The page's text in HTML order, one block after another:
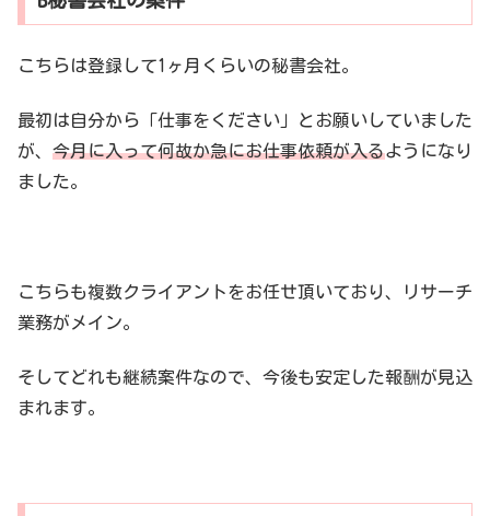
こちらは登録して1ヶ月くらいの秘書会社。
最初は自分から「仕事をください」とお願いしていました
が、 今月に入って何故か急にお仕事依頼が入るようになり
ました。
こちらも複数クライアントをお任せ頂いており、リサーチ
業務がメイン。
そしてどれも継続案件なので、今後も安定した報酬が見込
まれます。